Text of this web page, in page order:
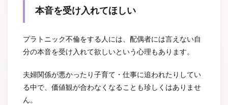
本音を受け入れてほしい
プラトニック不倫をする人には、配偶者には言えない自
分の本音を受け入れて欲しいという心理もあります。
夫婦関係が悪かったり子育て・仕事に追われたりしてい
る中で、価値観が合わなくなることも珍しくはありませ
ん。